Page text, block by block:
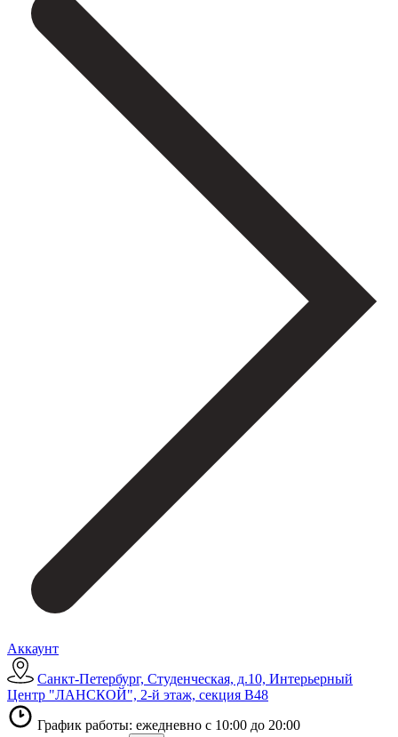
Аккаунт
Санкт-Петербург, Студенческая, д.10, Интерьерный
Центр "ЛАНСКОЙ", 2-й этаж, секция В48
График работы: ежедневно с 10:00 до 20:00